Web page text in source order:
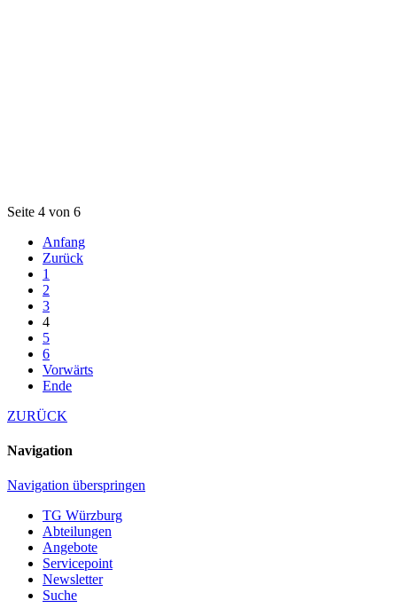
Seite 4 von 6
Anfang
Zurück
1
2
3
4
5
6
Vorwärts
Ende
ZURÜCK
Navigation
Navigation überspringen
TG Würzburg
Abteilungen
Angebote
Servicepoint
Newsletter
Suche